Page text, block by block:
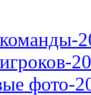
фото-